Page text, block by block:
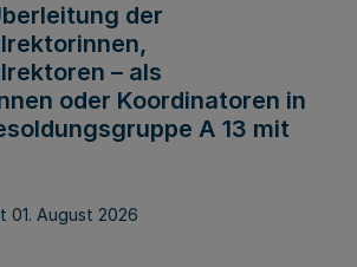
der
– als
oder Koordinatoren in
A 13 mit
01. August 2026